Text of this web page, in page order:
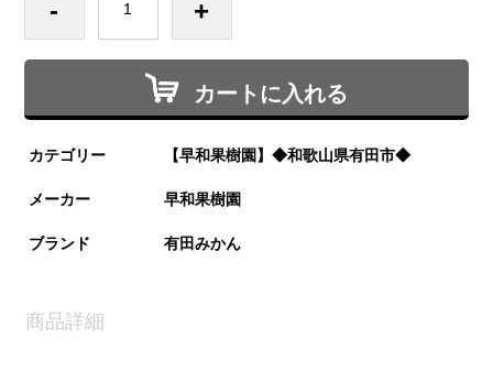
- +
カートに入れる
カテゴリー 【早和果樹園】◆和歌山県有田市◆
メーカー 早和果樹園
ブランド 有田みかん
商品詳細